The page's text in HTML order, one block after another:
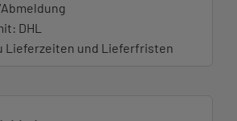
DHL
Lieferzeiten und Lieferfristen